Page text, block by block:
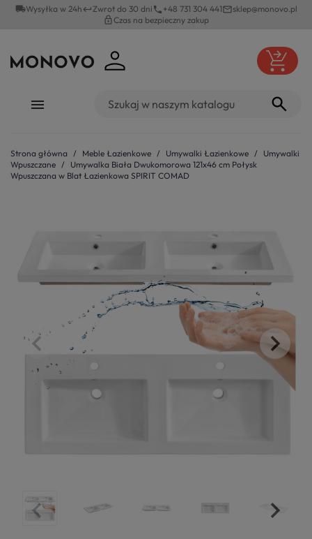
local_shippingWysyłka w 24hkeyboard_returnZwrot do 30 dni phone +48 731 304 441mail_outlinesklep@monovo.pl
lock_outlineCzas na bezpieczny zakup
Strona główna Meble Łazienkowe Umywalki Łazienkowe
Umywalki
Wpuszczane
Umywalka Biała Dwukomorowa 121x46 cm Połysk
Wpuszczana w Blat Łazienkowa SPIRIT COMAD